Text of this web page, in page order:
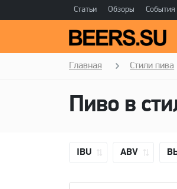
Статьи Обзоры События
Главная Стили пива
Пиво в
IBU ABV